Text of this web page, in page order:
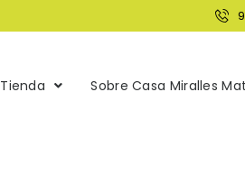
Tienda Sobre Casa Miralles